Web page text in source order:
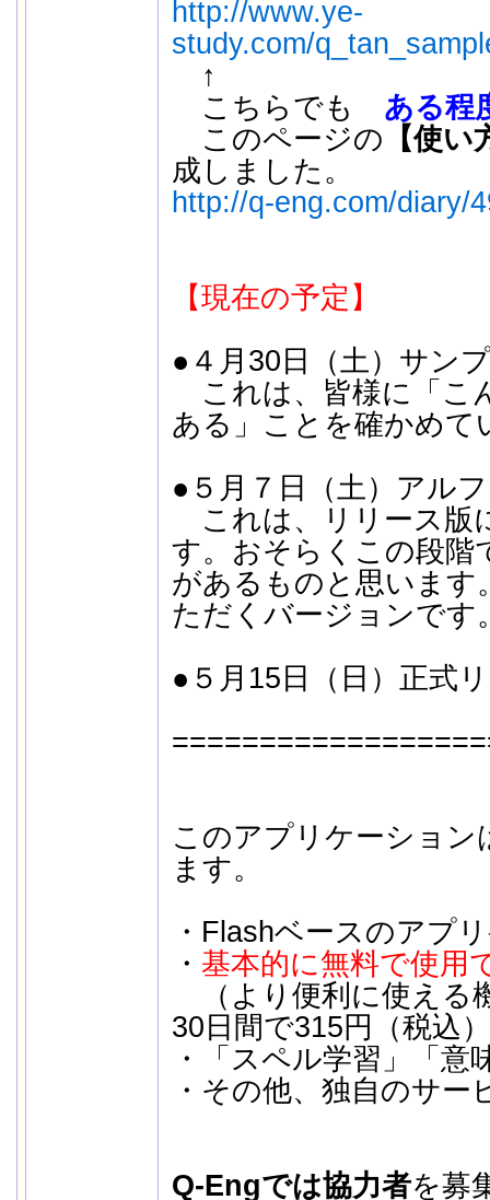
http://www.ye-
study.com/
↑
こちらでも ある程
このページの 【使
成しました。
http://q-eng.com/diary/
【現在の予定】
●４月30日（土）サン
これは、皆様に「こ
ある」ことを確かめて
●５月７日（土）アル
これは、リリース版
す。おそらくこの段階
があるものと思います
ただくバージョンです
●５月15日（日）正式
このアプリケーション
ます。
・Flashベースのアプ
・ 基本的に無料で使用
（より便利に使える
30日間で315円（税込
・「スペル学習」「意
・その他、独自のサー
Q-Engでは協力者を募